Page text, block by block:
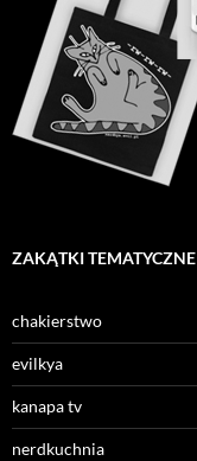
ZAKĄTKI TEMATYCZNE
chakierstwo
evilkya
kanapa tv
nerdkuchnia